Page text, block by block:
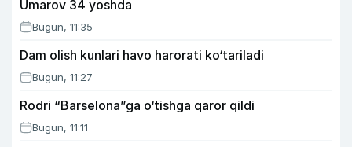
Umarov 34 yoshda
Bugun, 11:35
Dam olish kunlari havo harorati ko‘tariladi
Bugun, 11:27
Rodri “Barselona”ga o‘tishga qaror qildi
Bugun, 11:11